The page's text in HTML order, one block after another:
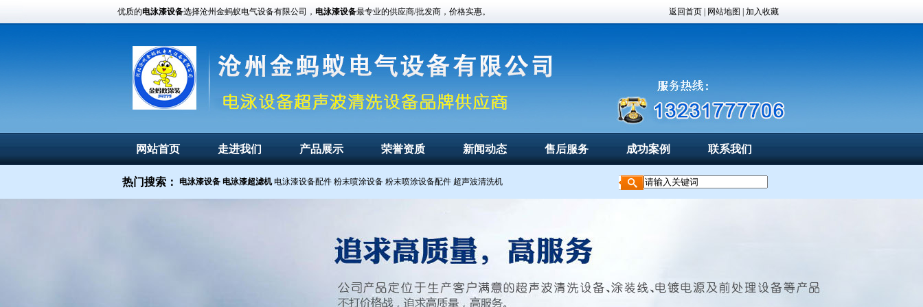
优质的电泳漆设备选择沧州金蚂蚁电气设备有限公司， 电泳漆设备最专业的供应商/批发商，价格实惠。 返回首页| 网站地图 | 加入收藏
网站首页 走进我们 产品展示 荣誉资质 新闻动态 售后服务 成功案例 联系我们
热门搜索： 电泳漆设备 电泳漆超滤机 电泳漆设备配件 粉末喷涂设备 粉末喷涂设备配件 超声波清洗机